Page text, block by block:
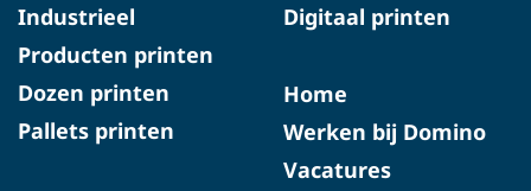
Industrieel
Producten printen
Dozen printen
Pallets printen
Digitaal printen
Home
Werken bij Domino
Vacatures